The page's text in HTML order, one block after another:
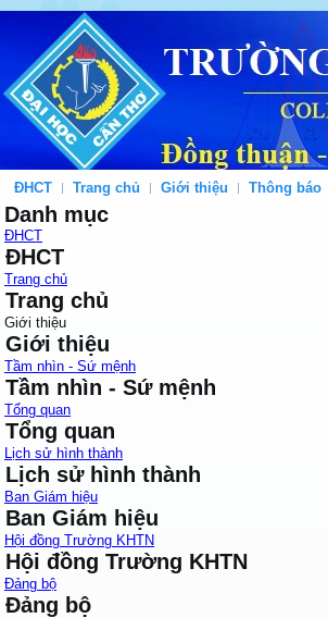
ĐHCT Trang chủ Giới thiệu Thông báo
Danh mục
ĐHCT
ĐHCT
Trang chủ
Trang chủ
Giới thiệu
Giới thiệu
Tầm nhìn - Sứ mệnh
Tầm nhìn - Sứ mệnh
Tổng quan
Tổng quan
Lịch sử hình thành
Lịch sử hình thành
Ban Giám hiệu
Ban Giám hiệu
Hội đồng Trường KHTN
Hội đồng Trường KHTN
Đảng bộ
Đảng bộ